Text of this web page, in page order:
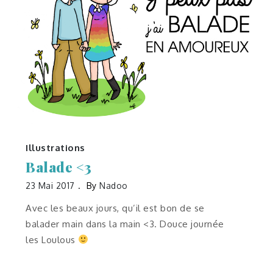
Illustrations
Balade <3
23 Mai 2017 ByNadoo
Avec les beaux jours, qu’il est bon de se
balader main dans la main <3. Douce journée
les Loulous